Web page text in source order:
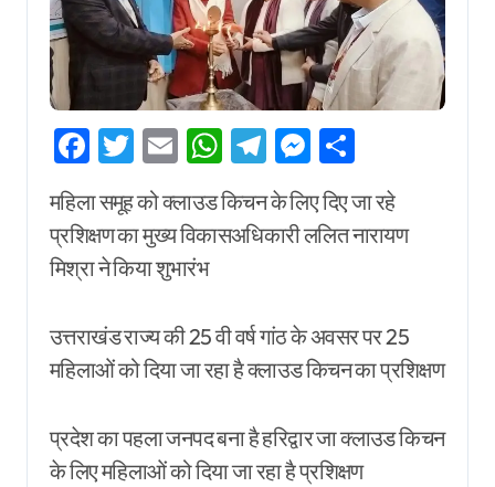
Facebook
Twitter
EmailWhatsApp
Telegram
Messenger
महिला समूह को क्लाउड किचन के लिए दिए जा रहे
प्रशिक्षण का मुख्य विकासअधिकारी ललित नारायण
मिश्रा ने किया शुभारंभ
उत्तराखंड राज्य की 25 वी वर्ष गांठ के अवसर पर 25
महिलाओं को दिया जा रहा है क्लाउड किचन का प्रशिक्षण
प्रदेश का पहला जनपद बना है हरिद्वार जा क्लाउड किचन
के लिए महिलाओं को दिया जा रहा है प्रशिक्षण